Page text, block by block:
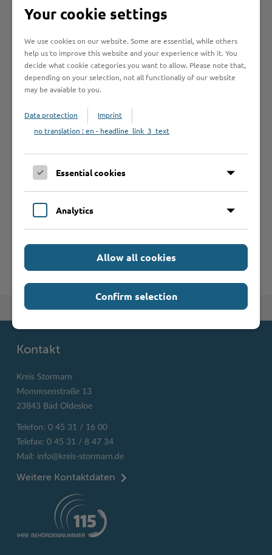
Online-Services
Formulare
Leistungen von A bis Z
U V W X Y Z
Zum Seitenanfang
Kontakt
Kreis Stormarn
Mommsenstraße 13
23843 Bad Oldesloe
Telefon: 0 45 31 / 16 00
Telefax: 0 45 31 / 8 47 34
Mail: info@kreis-stormarn.de
Weitere Kontaktdaten
Your cookie settings
We use cookies on our website. Some are essential, while others
help us to improve this website and your experience with it. You
decide what cookie categories you want to allow. Please note that,
depending on your selection, not all functionaliy of our website
may be avaiable to you.
Data protection
Imprint
no translation : en - headline_link_3_text
Essential cookies
Analytics
Allow all cookies
Confirm selection